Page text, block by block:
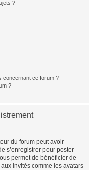
?
concernant ce forum ?
?
du forum peut avoir
s’enregistrer pour poster
permet de bénéficier de
invités comme les avatars